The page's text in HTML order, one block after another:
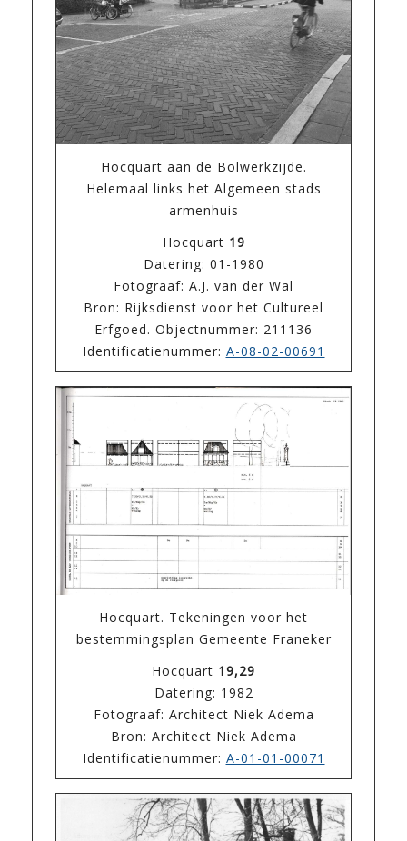
Hocquart aan de Bolwerkzijde.
Helemaal links het Algemeen stads
armenhuis
Hocquart 19
Datering: 01-1980
Fotograaf: A.J. van der Wal
Bron: Rijksdienst voor het Cultureel
Erfgoed. Objectnummer: 211136
Identificatienummer: A-08-02-00691
Hocquart. Tekeningen voor het
bestemmingsplan Gemeente Franeker
Hocquart 19,29
Datering: 1982
Fotograaf: Architect Niek Adema
Bron: Architect Niek Adema
Identificatienummer: A-01-01-00071